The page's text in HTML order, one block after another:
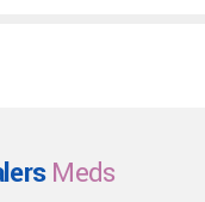
Meds